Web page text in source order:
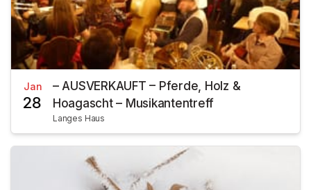
Jan
28
– AUSVERKAUFT – Pferde, Holz &
Hoagascht – Musikantentreff
Langes Haus